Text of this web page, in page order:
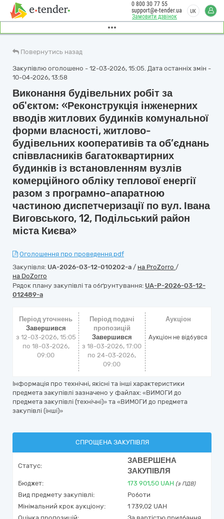
Замовити дзвінок
0 800 30 77 55
support@e-tender.ua
UK
Повернутись назад
Закупівлю оголошено - 12-03-2026, 15:05. Дата останніх змін -
10-04-2026, 13:58
Виконання будівельних робіт за
об'єктом: «Реконструкція інженерних
вводів житлових будинків комунальної
форми власності, житлово-
будівельних кооперативів та об’єднань
співвласників багатоквартирних
будинків із встановленням вузлів
комерційного обліку теплової енергії
разом з програмно-апаратною
частиною диспетчеризації по вул. Івана
Виговського, 12, Подільський район
міста Києва»
Оголошення про проведення.pdf
Закупівля: UA-2026-03-12-010202-a / на ProZorro /
на DoZorro
Рядок плану закупівлі та обґрунтування: UA-P-2026-03-12-
012489-a
Період уточнень
Завершився
з 12-03-2026, 15:05
по 18-03-2026,
09:00
Період подачі
пропозицій
Завершився
з 18-03-2026, 17:00
по 24-03-2026,
09:00
Аукціон
Аукціон не відбувся
Інформація про технічні, якісні та інші характеристики
предмета закупівлі зазначено у файлах: «ВИМОГИ до
предмета закупівлі (технічні)» та «ВИМОГИ до предмета
закупівлі (інші)»
СПРОЩЕНА ЗАКУПІВЛЯ
Статус:
ЗАВЕРШЕНА
ЗАКУПІВЛЯ
Бюджет: 173 901,50 UAH (з ПДВ)
Вид предмету закупівлі:
Роботи
Мінімальний крок аукціону:
1 739,02 UAH